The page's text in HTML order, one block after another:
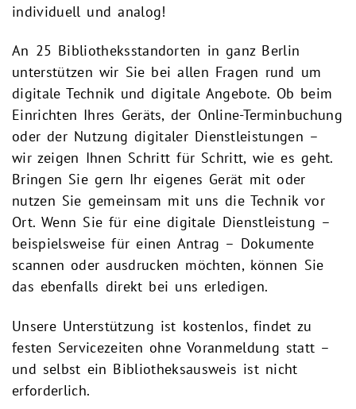
individuell und analog!
An 25 Bibliotheksstandorten in ganz Berlin
unterstützen wir Sie bei allen Fragen rund um
digitale Technik und digitale Angebote. Ob beim
Einrichten Ihres Geräts, der Online-Terminbuchung
oder der Nutzung digitaler Dienstleistungen –
wir zeigen Ihnen Schritt für Schritt, wie es geht.
Bringen Sie gern Ihr eigenes Gerät mit oder
nutzen Sie gemeinsam mit uns die Technik vor
Ort. Wenn Sie für eine digitale Dienstleistung –
beispielsweise für einen Antrag – Dokumente
scannen oder ausdrucken möchten, können Sie
das ebenfalls direkt bei uns erledigen.
Unsere Unterstützung ist kostenlos, findet zu
festen Servicezeiten ohne Voranmeldung statt –
und selbst ein Bibliotheksausweis ist nicht
erforderlich.